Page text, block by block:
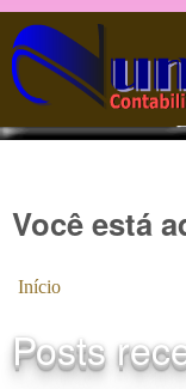
Você está
Início
Posts